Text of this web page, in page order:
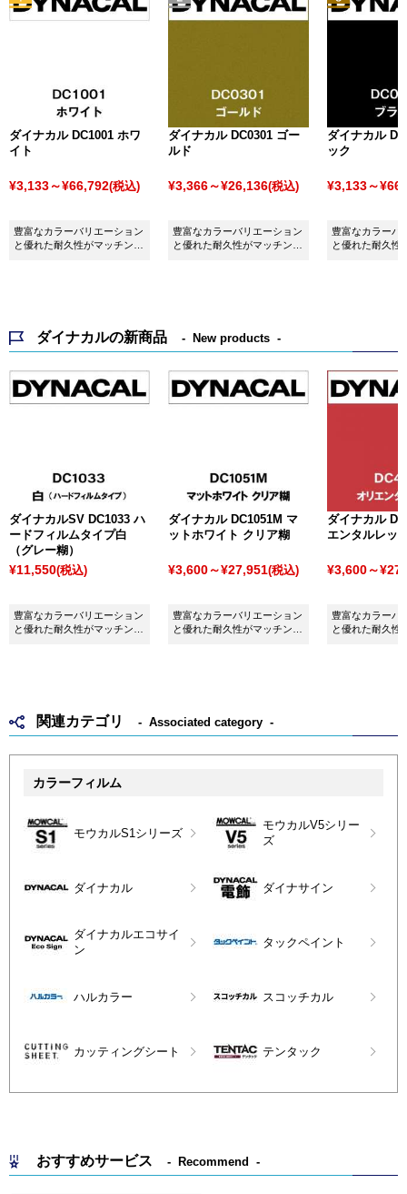
ダイナカル DC1001 ホワ
イト
¥3,133～¥66,792(税込)
豊富なカラーバリエーション
と優れた耐久性がマッチング
ダイナカル DC0301 ゴー
ルド
¥3,366～¥26,136(税込)
豊富なカラーバリエーション
と優れた耐久性がマッチング
ダイナカル
ック
¥3,133～
豊富なカラーバ
と優れた耐久性
ダイナカルの新商品 New products
ダイナカルSV DC1033 ハ
ードフィルムタイプ白
（グレー糊）
¥11,550(税込)
豊富なカラーバリエーション
と優れた耐久性がマッチング
ダイナカル DC1051M マ
ットホワイト クリア糊
¥3,600～¥27,951(税込)
豊富なカラーバリエーション
と優れた耐久性がマッチング
ダイナカル
エンタルレッ
¥3,600～
豊富なカラーバ
と優れた耐久性
関連カテゴリ Associated category
カラーフィルム
モウカルS1シリーズ
モウカルV5シリー
ズ
ダイナカル ダイナサイン
ダイナカルエコサイ
ン
タックペイント
ハルカラー スコッチカル
カッティングシート テンタック
おすすめサービス Recommend